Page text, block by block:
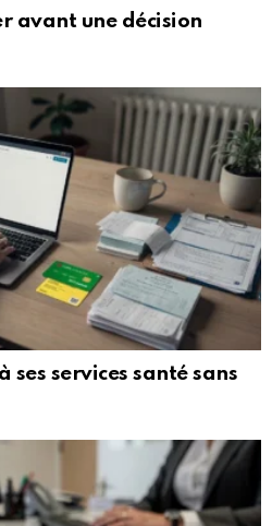
avant une décision
ses services santé sans